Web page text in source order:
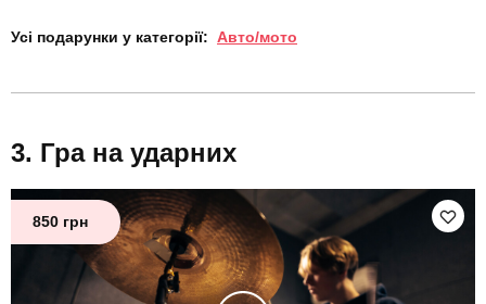
Усі подарунки у категорії: Авто/мото
Гра на ударних
850 грн